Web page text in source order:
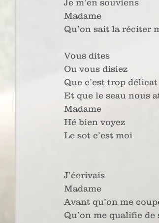
Je m’en souviens
Madame
Qu’on sait la réciter
Vous dites
Ou vous disiez
Que c’est trop délicat
Et que le seau nous
Madame
Hé bien voyez
Le sot c’est moi
J’écrivais
Madame
Avant qu’on me
Qu’on me qualifie